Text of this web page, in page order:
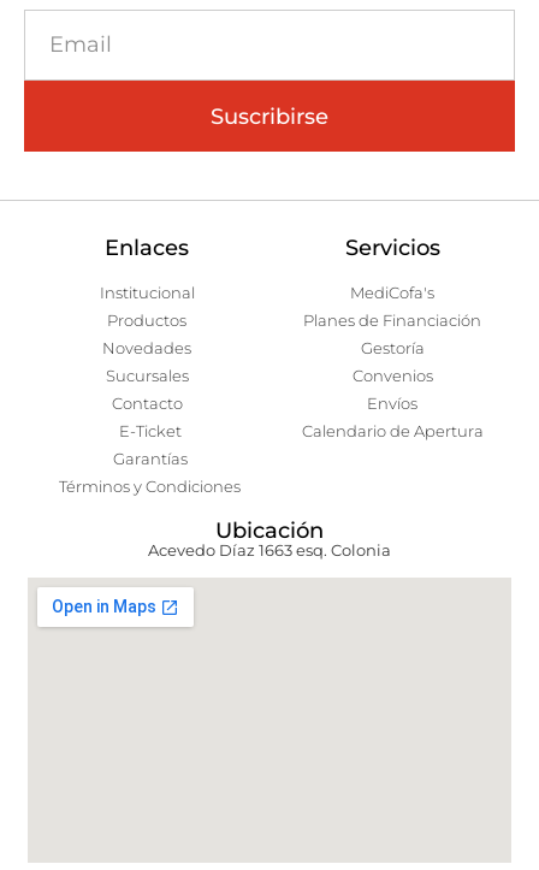
Suscribirse
Enlaces
Institucional
Productos
Novedades
Sucursales
Contacto
E-Ticket
Garantías
Términos y Condiciones
Servicios
MediCofa's
Planes de Financiación
Gestoría
Convenios
Envíos
Calendario de Apertura
Ubicación
Acevedo Díaz 1663 esq. Colonia